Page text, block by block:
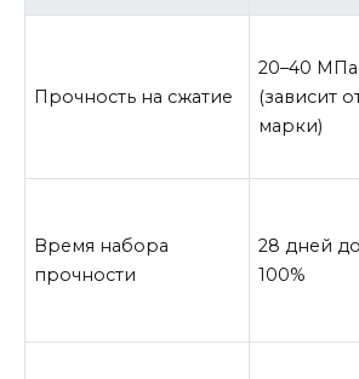
Прочность на сжатие
20–40 МПа
(зависит
марки)
Время набора
прочности
28 дней до
100%